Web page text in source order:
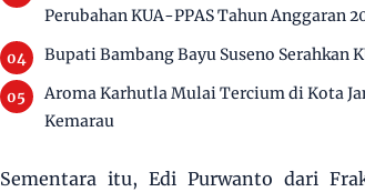
Perubahan KUA-PPAS Tahun Anggaran
Bupati Bambang Bayu Suseno Serahkan
Aroma Karhutla Mulai Tercium di Kota
Kemarau
Sementara itu, Edi Purwanto dari